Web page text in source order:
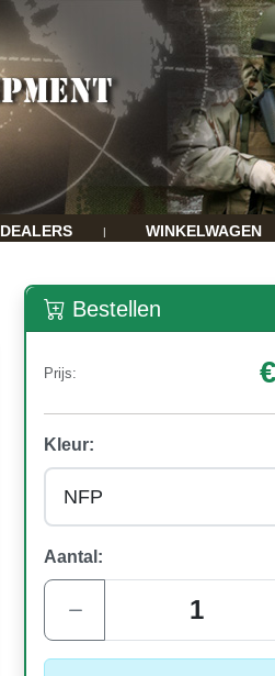
DEALERS | WINKELWAGEN
Bestellen
Prijs:
Kleur:
Aantal: